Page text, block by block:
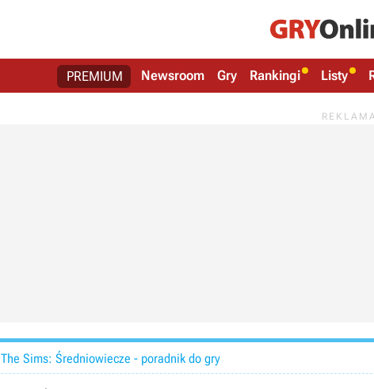
PREMIUM Newsroom Gry Rankingi Listy
The Sims: Średniowiecze - poradnik do gry